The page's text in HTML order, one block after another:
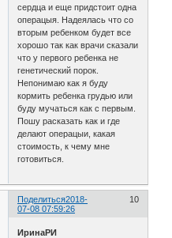
сердца и еще придстоит одна
операцыя. Надеялась что со
вторым ребенком будет все
хорошо так как врачи сказали
что у первого ребенка не
генетический порок.
Непонимаю как я буду
кормить ребенка грудью или
буду мучаться как с первым.
Пошу расказать как и где
делают операцыи, какая
стоимость, к чему мне
готовиться.
Поделиться 10
2018-
07-08 07:59:26
ИринаРИ